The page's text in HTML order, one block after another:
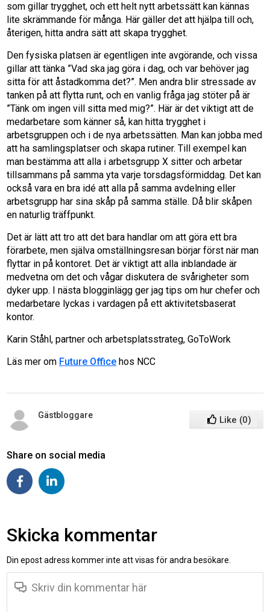
som gillar trygghet, och ett helt nytt arbetssätt kan kännas
lite skrämmande för många. Här gäller det att hjälpa till och,
återigen, hitta andra sätt att skapa trygghet.
Den fysiska platsen är egentligen inte avgörande, och vissa
gillar att tänka ”Vad ska jag göra i dag, och var behöver jag
sitta för att åstadkomma det?”. Men andra blir stressade av
tanken på att flytta runt, och en vanlig fråga jag stöter på är
”Tänk om ingen vill sitta med mig?”. Här är det viktigt att de
medarbetare som känner så, kan hitta trygghet i
arbetsgruppen och i de nya arbetssätten. Man kan jobba med
att ha samlingsplatser och skapa rutiner. Till exempel kan
man bestämma att alla i arbetsgrupp X sitter och arbetar
tillsammans på samma yta varje torsdagsförmiddag. Det kan
också vara en bra idé att alla på samma avdelning eller
arbetsgrupp har sina skåp på samma ställe. Då blir skåpen
en naturlig träffpunkt.
Det är lätt att tro att det bara handlar om att göra ett bra
förarbete, men själva omställningsresan börjar först när man
flyttar in på kontoret. Det är viktigt att alla inblandade är
medvetna om det och vågar diskutera de svårigheter som
dyker upp. I nästa blogginlägg ger jag tips om hur chefer och
medarbetare lyckas i vardagen på ett aktivitetsbaserat
kontor.
Karin Ståhl, partner och arbetsplatsstrateg, GoToWork
Läs mer om Future Office hos NCC
Gästbloggare Like (0)
Share on social media
Skicka kommentar
Din epost adress kommer inte att visas för andra besökare.